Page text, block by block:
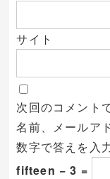
サイト
次回のコメント
名前、メールア
数字で答えを入
fifteen − 3 =